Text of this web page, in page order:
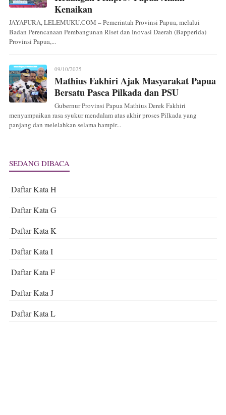
Kenaikan
JAYAPURA, LELEMUKU.COM – Pemerintah Provinsi Papua, melalui
Badan Perencanaan Pembangunan Riset dan Inovasi Daerah (Bapperida)
Provinsi Papua,...
09/10/2025
Mathius Fakhiri Ajak Masyarakat Papua
Bersatu Pasca Pilkada dan PSU
Gubernur Provinsi Papua Mathius Derek Fakhiri
menyampaikan rasa syukur mendalam atas akhir proses Pilkada yang
panjang dan melelahkan selama hampir...
SEDANG DIBACA
Daftar Kata H
Daftar Kata G
Daftar Kata K
Daftar Kata I
Daftar Kata F
Daftar Kata J
Daftar Kata L